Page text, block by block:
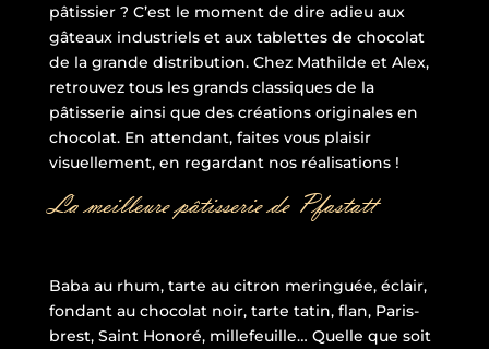
pâtissier ? C’est le moment de dire adieu aux
gâteaux industriels et aux tablettes de chocolat
de la grande distribution. Chez Mathilde et Alex,
retrouvez tous les grands classiques de la
pâtisserie ainsi que des créations originales en
chocolat. En attendant, faites vous plaisir
visuellement, en regardant nos réalisations !
La meilleure pâtisserie de Pfastatt
Baba au rhum, tarte au citron meringuée, éclair,
fondant au chocolat noir, tarte tatin, flan, Paris-
brest, Saint Honoré, millefeuille… Quelle que soit